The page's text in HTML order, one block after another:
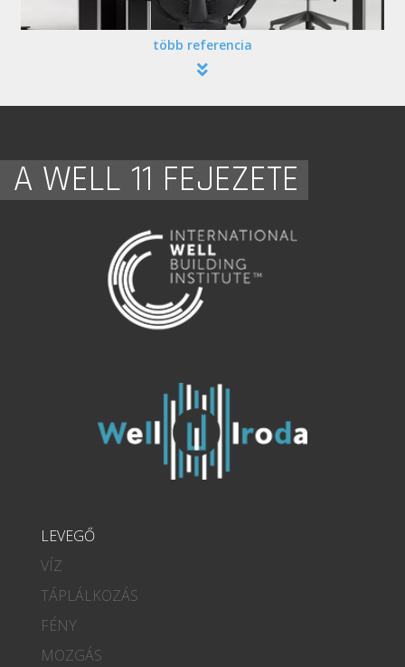
több referencia
A WELL 11 FEJEZETE
LEVEGŐ
VÍZ
TÁPLÁLKOZÁS
FÉNY
MOZGÁS